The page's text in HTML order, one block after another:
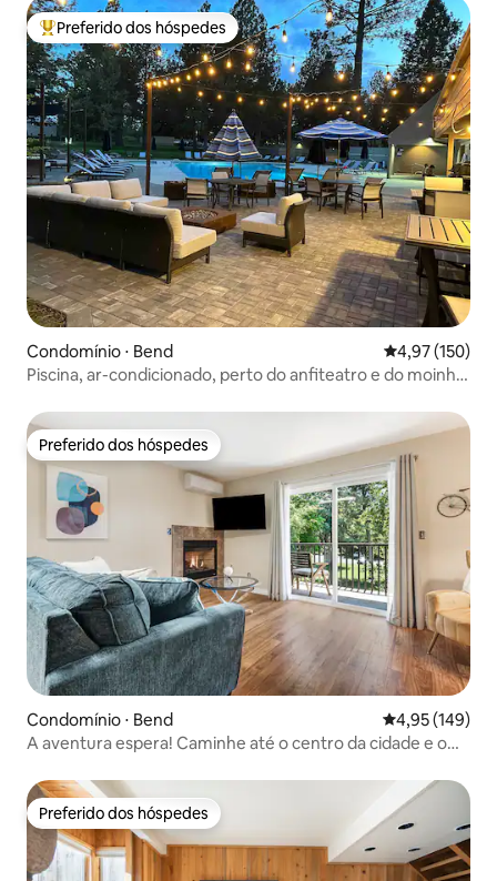
Entre os melhores preferidos dos hóspedes
Preferido dos hóspedes
Condomínio ⋅ Bend 4,97 de uma
4,97 (150)
Piscina, ar-condicionado, perto do anfiteatro e do moinho
Preferido dos hóspedes
Preferido dos hóspedes
Condomínio ⋅ Bend 4,95 de uma
4,95 (149)
A aventura espera! Caminhe até o centro da cidade e o
Preferido dos hóspedes
Preferido dos hóspedes